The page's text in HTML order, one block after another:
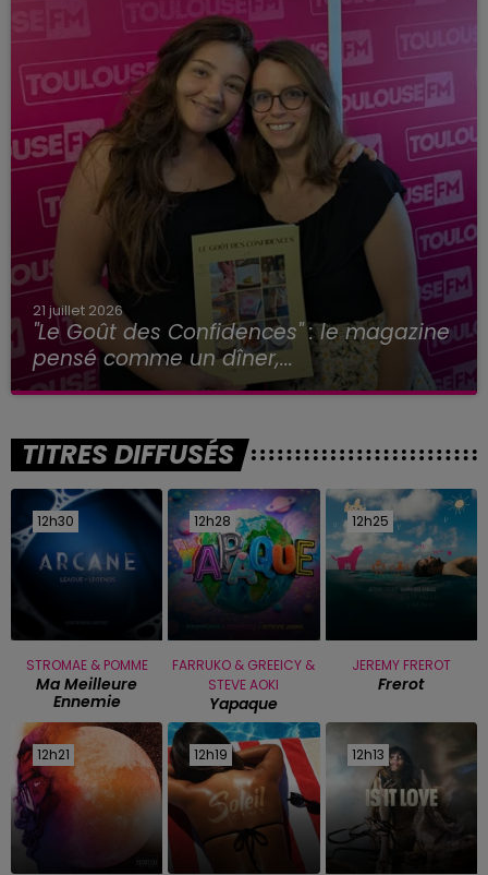
21 juillet 2026
"Le Goût des Confidences" : le magazine
pensé comme un dîner,...
TITRES DIFFUSÉS
12h30
12h30
STROMAE & POMME
Ma Meilleure
Ennemie
12h28
12h28
FARRUKO & GREEICY &
STEVE AOKI
Yapaque
12h25
12h25
JEREMY FREROT
Frerot
12h21
12h21 12h19
12h19 12h13
12h13